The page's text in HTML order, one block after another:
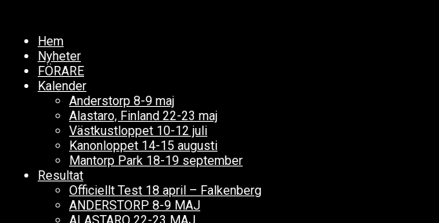
Hem
Nyheter
FÖRARE
Kalender
Anderstorp 8-9 maj
Alastaro, Finland 22-23 maj
Västkustloppet 10-12 juli
Kanonloppet 14-15 augusti
Mantorp Park 18-19 september
Resultat
Officiellt Test 18 april – Falkenberg
ANDERSTORP 8-9 MAJ